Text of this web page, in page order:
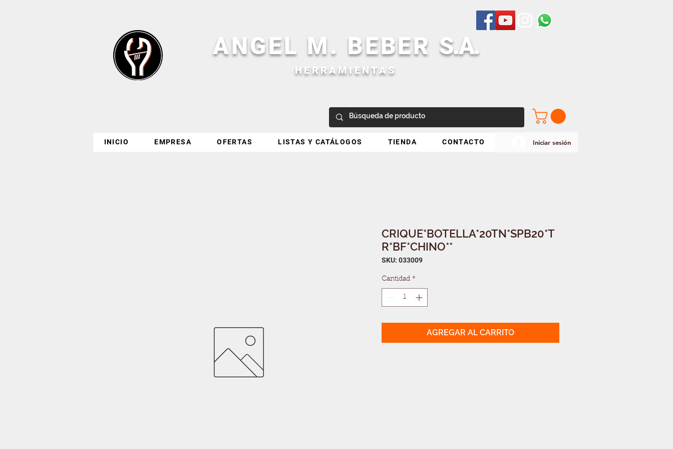
ANGEL M. BEBER S.A.
HERRAMIENTAS
INICIO EMPRESA OFERTAS LISTAS Y CATÁLOGOS TIENDA CONTACTO Iniciar sesión
CRIQUE*BOTELLA*20TN*SPB20*T
R*BF*CHINO**
SKU: 033009
Cantidad *
AGREGAR AL CARRITO